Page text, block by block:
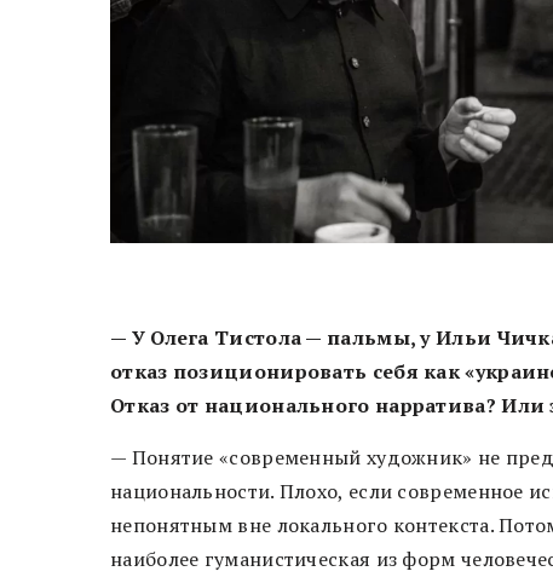
— У Олега Тистола — пальмы, у Ильи
отказ позиционировать себя как
Отказ от национального нарратива? Или
— Понятие «современный художник» не
национальности. Плохо, если современное
непонятным вне локального контекста.
наиболее гуманистическая из форм